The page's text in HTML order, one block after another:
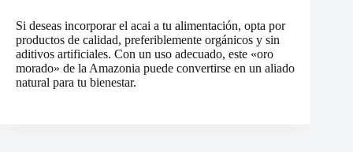
Si deseas incorporar el acai a tu alimentación, opta por
productos de calidad, preferiblemente orgánicos y sin
aditivos artificiales. Con un uso adecuado, este «oro
morado» de la Amazonia puede convertirse en un aliado
natural para tu bienestar.